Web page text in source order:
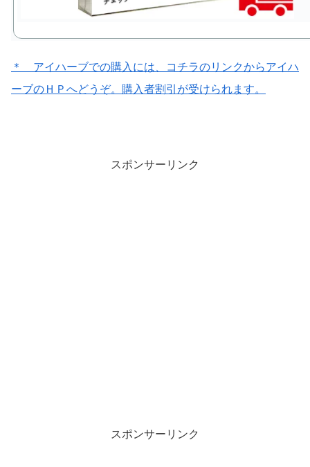
＊ アイハーブでの購入には、コチラのリンクからアイハ
ーブのＨＰへどうぞ。購入者割引が受けられます。
スポンサーリンク
スポンサーリンク